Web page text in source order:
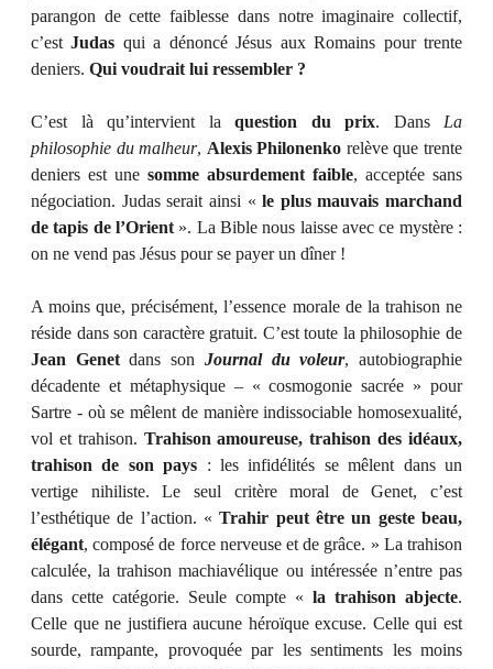
parangon de cette faiblesse dans notre imaginaire collectif,
c’estJudas qui a dénoncé Jésus aux Romains pour trente
deniers. Qui voudrait lui ressembler ?
C’est là qu’intervient la question du prix. Dans La
philosophie du malheur, Alexis Philonenko relève que trente
deniers est une somme absurdement faible, acceptée sans
négociation. Judas serait ainsi «le plus mauvais marchand
de tapis de l’Orient ». La Bible nous laisse avec ce mystère :
on ne vend pas Jésus pour se payer un dîner !
A moins que, précisément, l’essence morale de la trahison ne
réside dans son caractère gratuit. C’est toute la philosophie de
Jean Genetdans son Journal du voleur, autobiographie
décadente et métaphysique – « cosmogonie sacrée » pour
Sartre - où se mêlent de manière indissociable homosexualité,
vol et trahison. Trahison amoureuse, trahison des idéaux,
trahison de son pays : les infidélités se mêlent dans un
vertige nihiliste. Le seul critère moral de Genet, c’est
l’esthétique de l’action. «Trahir peut être un geste beau,
élégant, composé de force nerveuse et de grâce. » La trahison
calculée, la trahison machiavélique ou intéressée n’entre pas
dans cette catégorie. Seule compte « la trahison abjecte.
Celle que ne justifiera aucune héroïque excuse. Celle qui est
sourde, rampante, provoquée par les sentiments les moins